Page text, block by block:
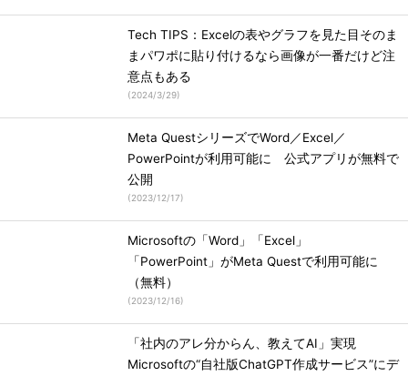
Tech TIPS：Excelの表やグラフを見た目そのま
まパワポに貼り付けるなら画像が一番だけど注
意点もある
(2024/3/29)
Meta QuestシリーズでWord／Excel／
PowerPointが利用可能に 公式アプリが無料で
公開
(2023/12/17)
Microsoftの「Word」「Excel」
「PowerPoint」がMeta Questで利用可能に
（無料）
(2023/12/16)
「社内のアレ分からん、教えてAI」実現
Microsoftの“自社版ChatGPT作成サービス”にデ